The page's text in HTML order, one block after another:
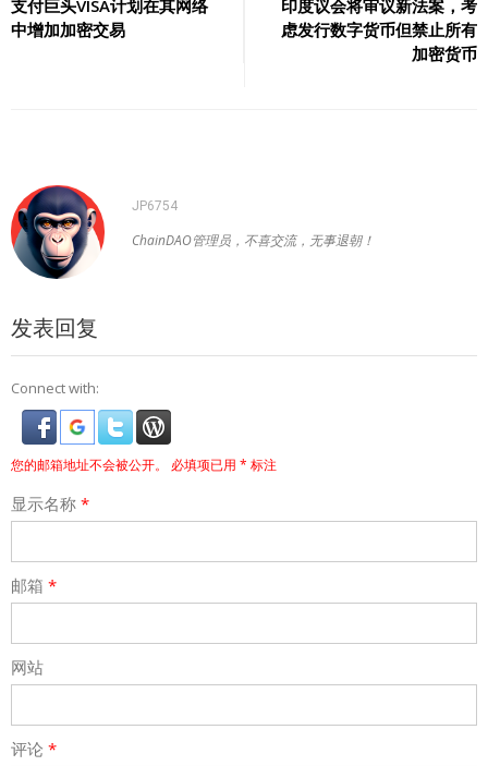
导
支付巨头VISA计划在其网络
中增加加密交易
印度议会将审议新法案，考
虑发行数字货币但禁止所有
加密货币
JP6754
ChainDAO管理员，不喜交流，无事退朝！
发表回复
Connect with:
您的邮箱地址不会被公开。 必填项已用 * 标注
显示名称 *
邮箱 *
网站
评论 *